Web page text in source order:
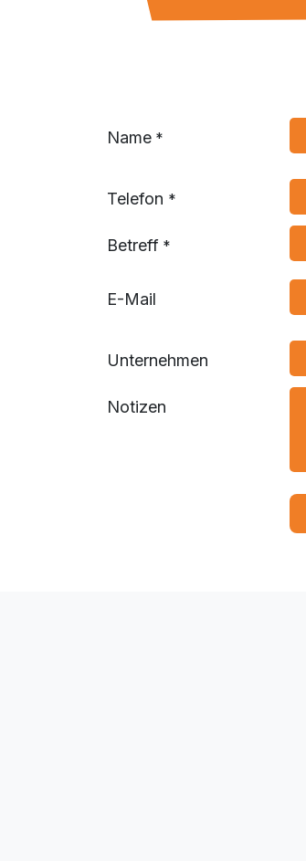
Name *
Telefon *
Betreff *
E-Mail
Unternehmen
Notizen